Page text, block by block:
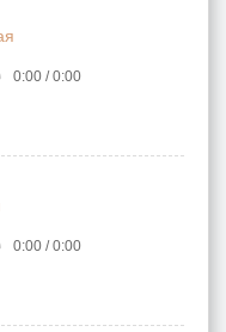
0:00 / 0:00
0:00 / 0:00